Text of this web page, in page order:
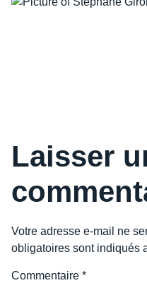
Laisser
Votre adresse e-mail ne
obligatoires sont indiqués
Commentaire *